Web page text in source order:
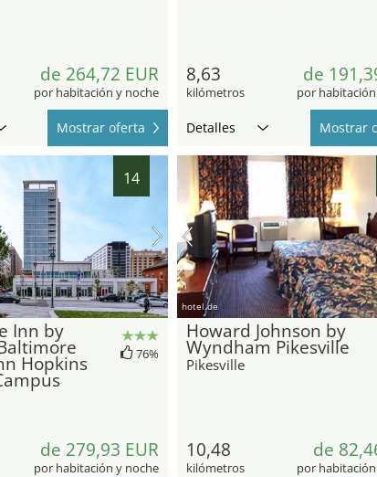
de 264,72 EUR
por habitación y noche
Mostrar oferta
8,63
kilómetros
de
por
Detalles Mostrar
14
Inn by
Hopkins 76%
de 279,93 EUR
por habitación y noche
hotel.de
Howard Johnson by
Wyndham Pikesville
Pikesville
10,48
kilómetros
de
por